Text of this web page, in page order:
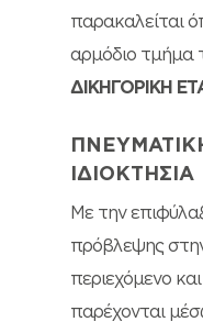
παρακαλείται
αρμόδιο τμήμα
ΔΙΚΗΓΟΡΙΚΗ
ΙΔΙΟΚΤΗΣΙΑ
Με την
πρόβλεψης
περιεχόμενο
παρέχονται